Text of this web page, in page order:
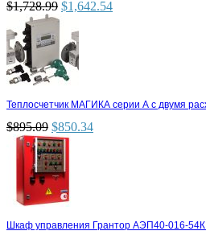
$1,728.99 $1,642.54
Теплосчетчик МАГИКА серии А с двумя
$895.09 $850.34
Шкаф управления Грантор АЭП40-016-